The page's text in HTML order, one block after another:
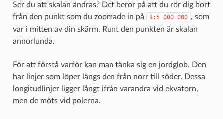
Ser du att skalan ändras? Det beror på att du rör dig bort
från den punkt som du zoomade in på
1:5 000 000 , som
var i mitten av din skärm. Runt den punkten är skalan
annorlunda.
För att förstå varför kan man tänka sig en jordglob. Den
har linjer som löper längs den från norr till söder. Dessa
longitudlinjer ligger långt ifrån varandra vid ekvatorn,
men de möts vid polerna.